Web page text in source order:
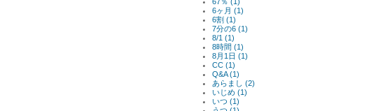
6ヶ月 (1)
6割 (1)
7分の6 (1)
8/1 (1)
8時間 (1)
8月1日 (1)
CC (1)
Q&A (1)
あらまし (2)
いじめ (1)
いつ (1)